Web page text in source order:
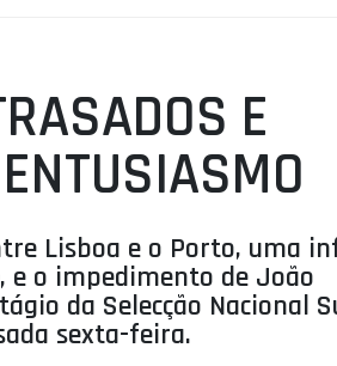
E
Lisboa e o Porto, uma
e o impedimento de João
da Selecção Nacional
sexta-feira.